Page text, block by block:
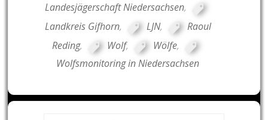
Landesjägerschaft Niedersachsen,
Landkreis Gifhorn, LJN,
Raoul
Reding, Wolf, Wölfe,
Wolfsmonitoring in Niedersachsen